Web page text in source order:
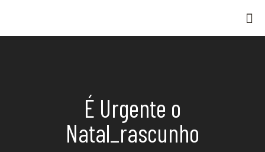
É Urgente o
Natal_rascunho